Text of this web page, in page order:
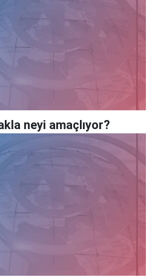
neyi amaçlıyor?